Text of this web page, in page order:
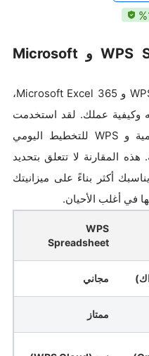
مقارنة بين WPS Spreadsheet و Microsoft
إذا كنت تختار بين WPS Spreadsheet و Microsoft Excel 365،
وكيفية عملك. لقد استخدمت
كليهما، Excel في البيئات الأكاديمية و WPS للتخطيط اليومي
المقارنة لا تتعلق بتحديد
أكثر بناءً على ميزانيتك
في أغلب الأحيان.
WPS
Spreadsheet
مجاني
ممتاز